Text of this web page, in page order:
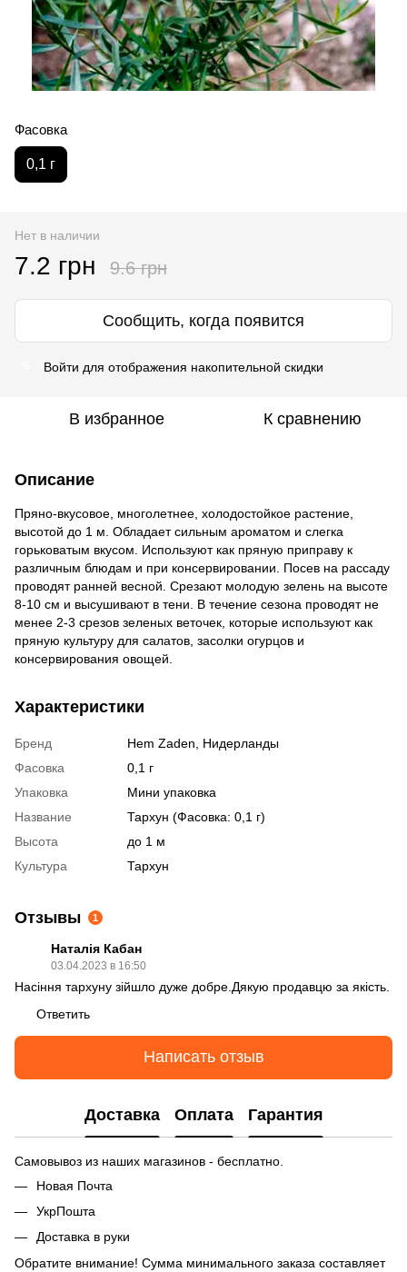
Фасовка
0,1 г
Нет в наличии
7.2 грн 9.6 грн
Сообщить, когда появится
Войти для отображения накопительной скидки
В избранное К сравнению
Описание
Пряно-вкусовое, многолетнее, холодостойкое растение,
высотой до 1 м. Обладает сильным ароматом и слегка
горьковатым вкусом. Используют как пряную приправу к
различным блюдам и при консервировании. Посев на рассаду
проводят ранней весной. Срезают молодую зелень на высоте
8-10 см и высушивают в тени. В течение сезона проводят не
менее 2-3 срезов зеленых веточек, которые используют как
пряную культуру для салатов, засолки огурцов и
консервирования овощей.
Характеристики
Бренд
Hem Zaden, Нидерланды
Фасовка
0,1 г
Упаковка
Мини упаковка
Название
Тархун (Фасовка: 0,1 г)
Высота
до 1 м
Культура
Тархун
Отзывы 1
Наталія Кабан
03.04.2023 в 16:50
Насіння тархуну зійшло дуже добре.Дякую продавцю за якість.
Ответить
Написать отзыв
Доставка Оплата Гарантия
Самовывоз из наших магазинов - бесплатно.
Новая Почта
УкрПошта
Доставка в руки
Обратите внимание! Сумма минимального заказа составляет